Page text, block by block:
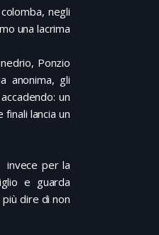
negli
una lacrima
Ponzio
anonima, gli
un
lancia un
invece per la
e guarda
dire di non